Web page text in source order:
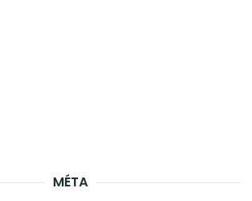
MÉTA